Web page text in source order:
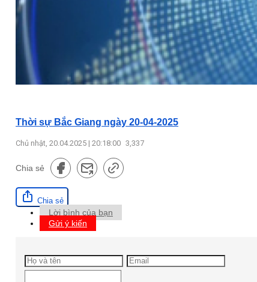
Thời sự Bắc Giang ngày 20-04-2025
Chủ nhật, 20.04.2025 | 20:18:00 3,337
Chia sẻ
Chia sẻ
Lời bình của bạn
Gửi ý kiến